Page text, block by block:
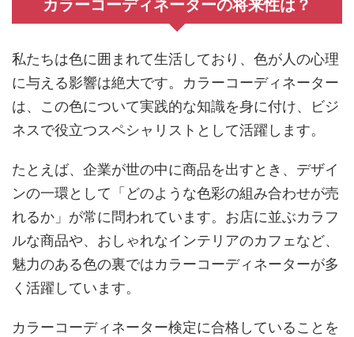
カラーコーディネーターの将来性は？
私たちは色に囲まれて生活しており、色が人の心理
に与える影響は絶大です。カラーコーディネーター
は、この色について実践的な知識を身に付け、ビジ
ネスで役立つスペシャリストとして活躍します。
たとえば、企業が世の中に商品を出すとき、デザイ
ンの一環として「どのような色彩の組み合わせが売
れるか」が常に問われています。お店に並ぶカラフ
ルな商品や、おしゃれなインテリアのカフェなど、
魅力のある色の裏ではカラーコーディネーターが多
く活躍しています。
カラーコーディネーター検定に合格していることを